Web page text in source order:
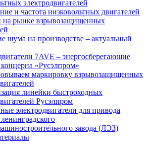
электродвигателей
и частота низковольтных двигателей
рынке взрывозащищенных
шума на производстве – актуальный
7AVE – энергосберегающие
«Русэлпром»
маркировку взрывозащищенных
линейки быстроходных
Русэлпром
электродвигатели для привода
завода (ЛЭЗ)